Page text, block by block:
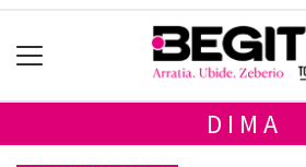
DIMA